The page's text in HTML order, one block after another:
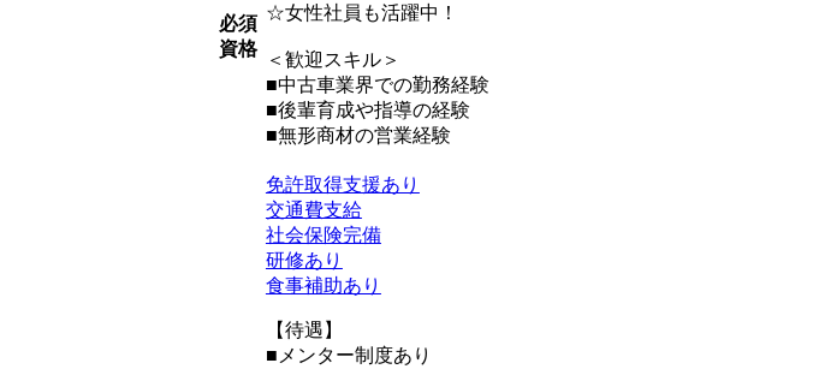
必須
資格
☆女性社員も活躍中！
＜歓迎スキル＞
■中古車業界での勤務経験
■後輩育成や指導の経験
■無形商材の営業経験
免許取得支援あり
交通費支給
社会保険完備
研修あり
食事補助あり
【待遇】
■メンター制度あり